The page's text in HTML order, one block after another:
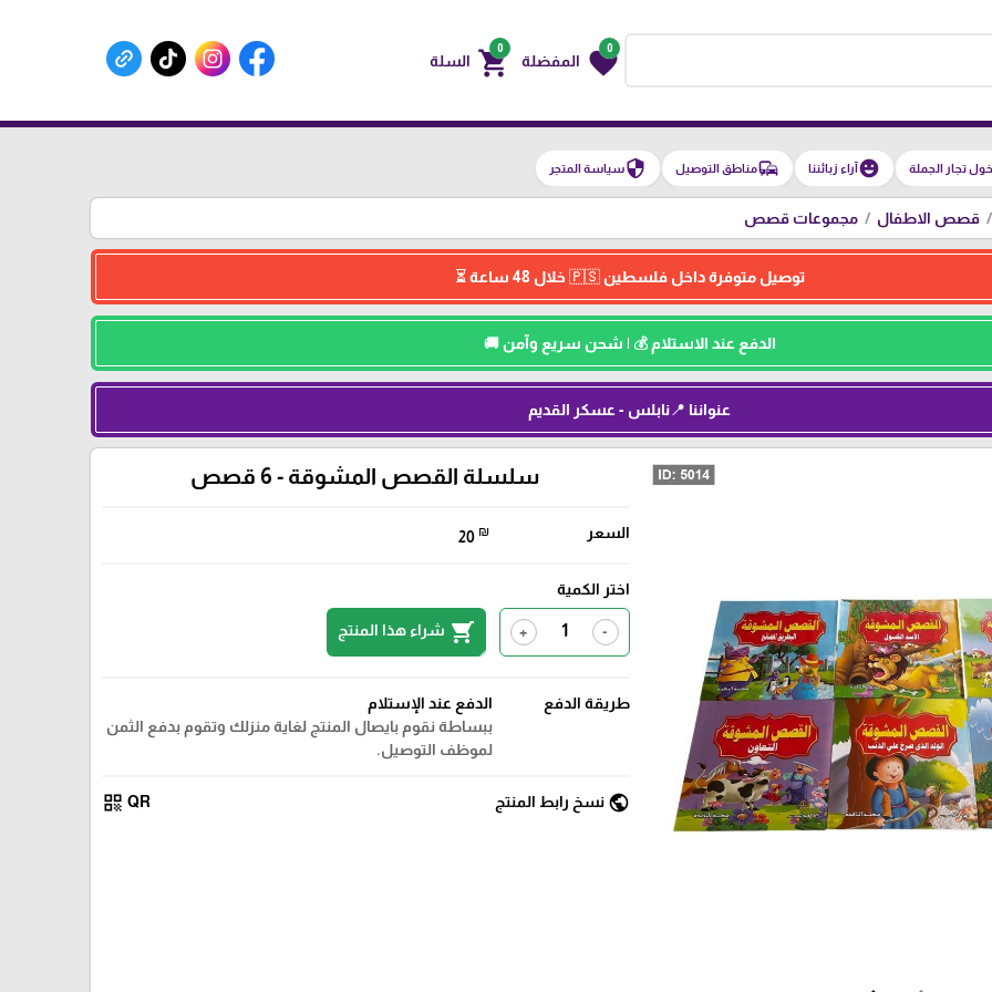
0
favorite المفضلة
0
shopping_cart السلة
تجار الجملة emoji_emotionsآراء زبائننا commuteمناطق التوصيل securityسياسة المتجر
قصص الاطفال مجموعات قصص
توصيل متوفرة داخل فلسطين 🇵🇸 خلال 48 ساعة ⏳
الدفع عند الاستلام 💰 | شحن سريع وآمن 🚚
عنواننا 📍نابلس - عسكر القديم
سلسلة القصص المشوقة - 6 قصص
السعر 20 ₪
اختر الكمية
-
+
shopping_cart شراء هذا المنتج
طريقة الدفع
الدفع عند الإستلام
ببساطة نقوم بايصال المنتج لغاية منزلك وتقوم بدفع الثمن
لموظف التوصيل.
public نسخ رابط المنتج QR
qr_code